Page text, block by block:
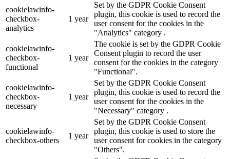
cookielawinfo-
checkbox-
analytics
1 year
Set by the GDPR Cookie Consent
plugin, this cookie is used to record the
user consent for the cookies in the
"Analytics" category .
cookielawinfo-
checkbox-
functional
1 year
The cookie is set by the GDPR Cookie
Consent plugin to record the user
consent for the cookies in the category
"Functional".
cookielawinfo-
checkbox-
necessary
1 year
Set by the GDPR Cookie Consent
plugin, this cookie is used to record the
user consent for the cookies in the
"Necessary" category .
cookielawinfo-
checkbox-others
1 year
Set by the GDPR Cookie Consent
plugin, this cookie is used to store the
user consent for cookies in the category
"Others".